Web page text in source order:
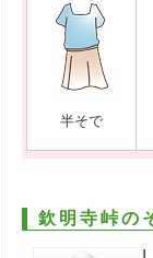
半そで
欽明寺峠の